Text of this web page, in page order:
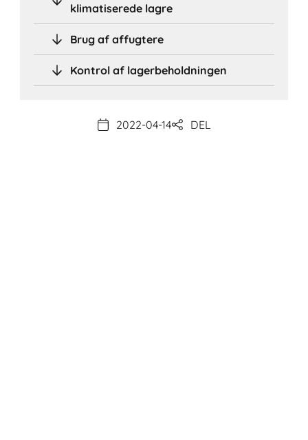
klimatiserede lagre
Brug af affugtere
Kontrol af lagerbeholdningen
2022-04-14 DEL